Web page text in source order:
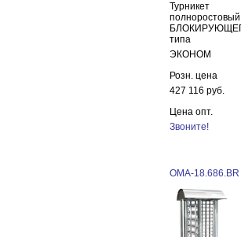
Турникет
полноростовый
типа
ЭКОНОМ
Розн. цена
427 116 руб.
Цена опт.
Звоните!
ОМА-18.686.BR